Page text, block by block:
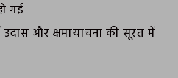
गई
उदास और क्षमायाचना की सूरत में